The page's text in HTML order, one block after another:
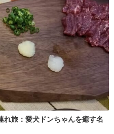
れ旅：愛犬ドンちゃんを癒す名